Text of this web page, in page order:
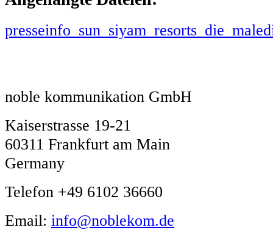
noble kommunikation GmbH
Kaiserstrasse 19-21
60311 Frankfurt am Main
Germany
Telefon +49 6102 36660
Email: info@noblekom.de